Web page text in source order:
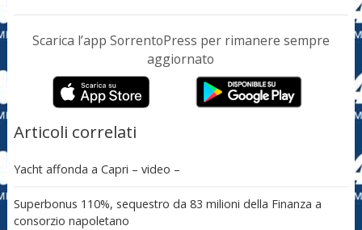
Scarica l’app SorrentoPress per rimanere sempre
aggiornato
Articoli correlati
Yacht affonda a Capri – video –
Superbonus 110%, sequestro da 83 milioni della Finanza a
consorzio napoletano